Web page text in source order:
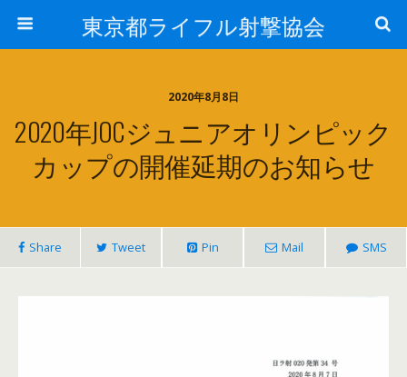
東京都ライフル射撃協会
2020年8月8日
2020年JOCジュニアオリンピック
カップの開催延期のお知らせ
Share Tweet Pin Mail SMS